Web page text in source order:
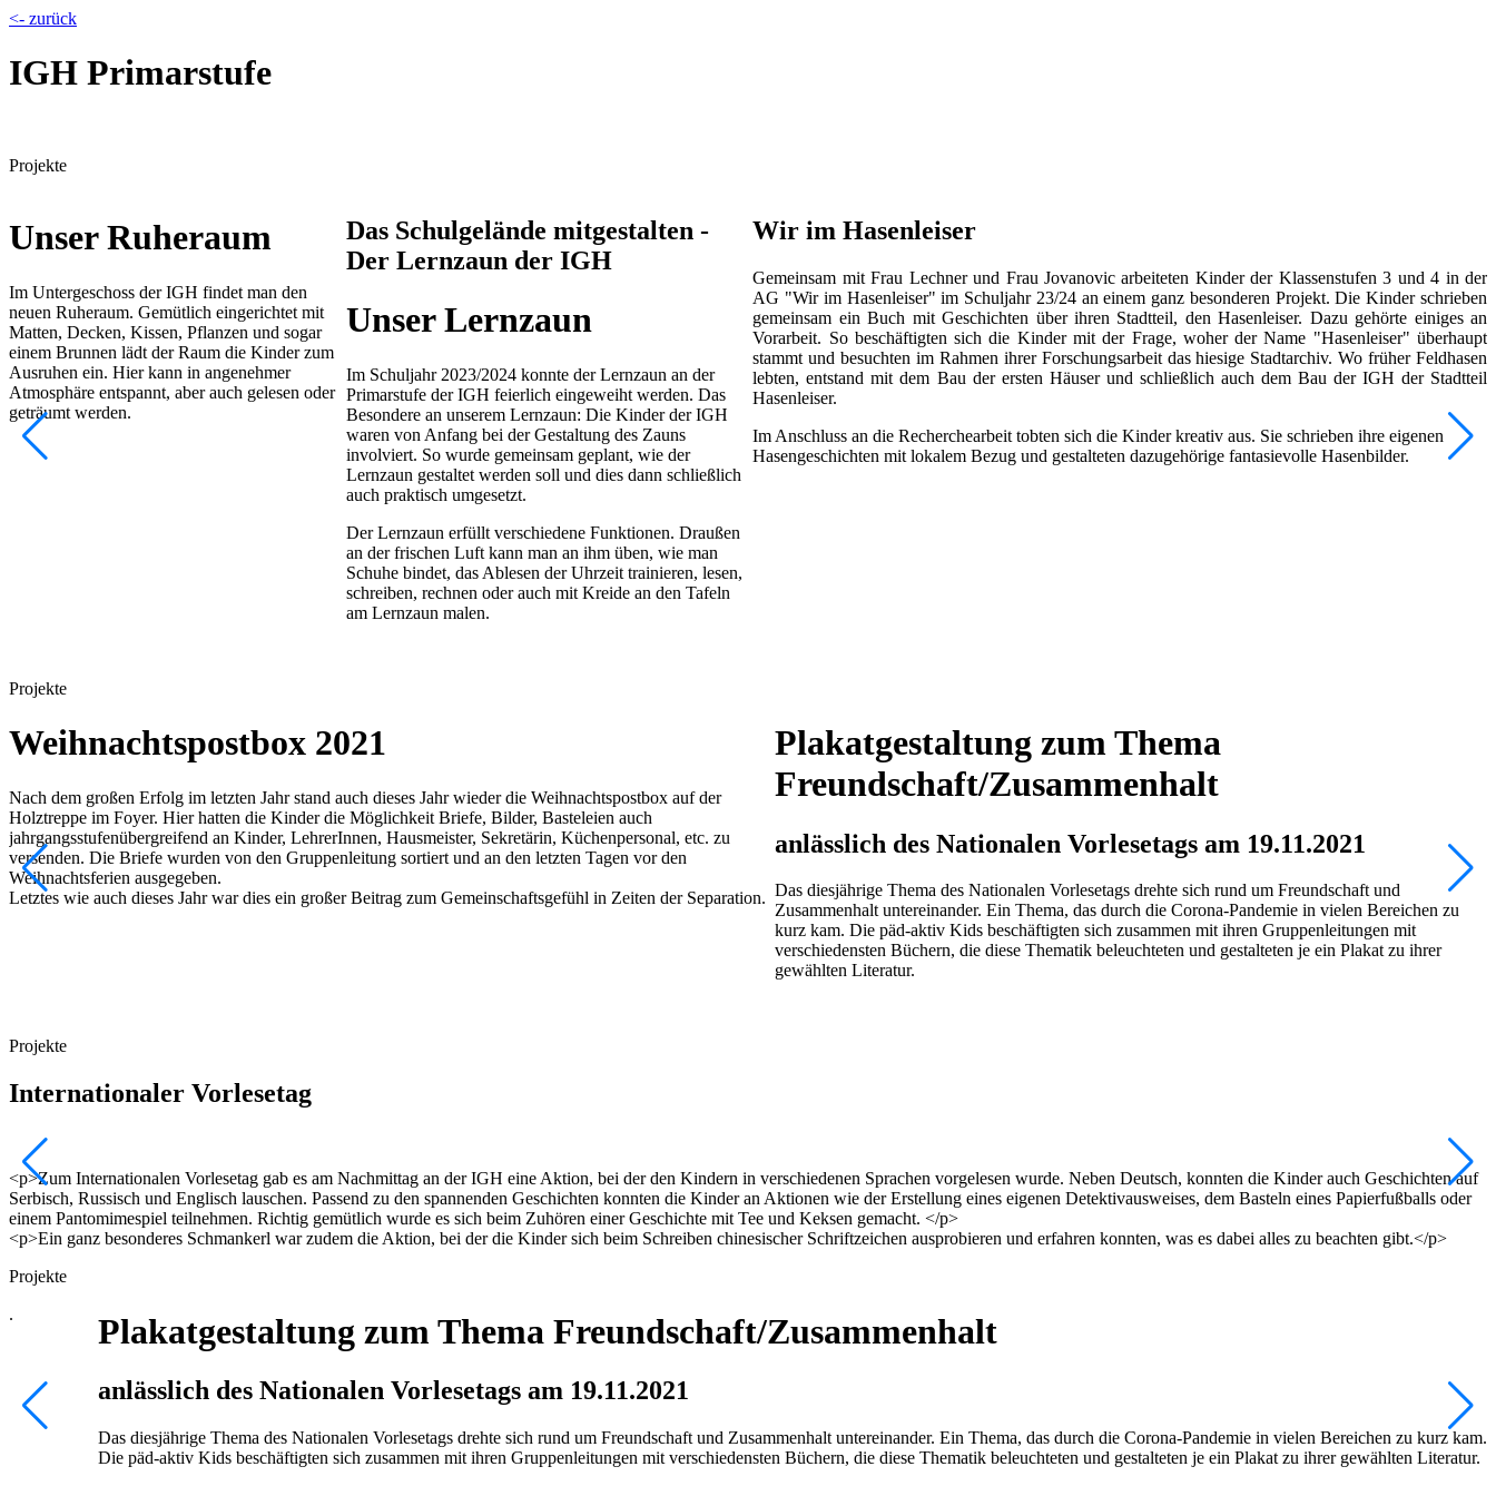
<- zurück
IGH Primarstufe
Projekte
Unser Ruheraum
Im Untergeschoss der IGH findet man den
neuen Ruheraum. Gemütlich eingerichtet mit
Matten, Decken, Kissen, Pflanzen und sogar
einem Brunnen lädt der Raum die Kinder zum
Ausruhen ein. Hier kann in angenehmer
Atmosphäre entspannt, aber auch gelesen oder
geträumt werden.
Das Schulgelände mitgestalten -
Der Lernzaun der IGH
Unser Lernzaun
Im Schuljahr 2023/2024 konnte der Lernzaun an der
Primarstufe der IGH feierlich eingeweiht werden. Das
Besondere an unserem Lernzaun: Die Kinder der IGH
waren von Anfang bei der Gestaltung des Zauns
involviert. So wurde gemeinsam geplant, wie der
Lernzaun gestaltet werden soll und dies dann schließlich
auch praktisch umgesetzt.
Der Lernzaun erfüllt verschiedene Funktionen. Draußen
an der frischen Luft kann man an ihm üben, wie man
Schuhe bindet, das Ablesen der Uhrzeit trainieren, lesen,
schreiben, rechnen oder auch mit Kreide an den Tafeln
am Lernzaun malen.
Wir im Hasenleiser
Gemeinsam mit Frau Lechner und Frau Jovanovic arbeiteten Kinder der Klassenstufen 3 und 4 in der
AG "Wir im Hasenleiser" im Schuljahr 23/24 an einem ganz besonderen Projekt. Die Kinder schrieben
gemeinsam ein Buch mit Geschichten über ihren Stadtteil, den Hasenleiser. Dazu gehörte einiges an
Vorarbeit. So beschäftigten sich die Kinder mit der Frage, woher der Name "Hasenleiser" überhaupt
stammt und besuchten im Rahmen ihrer Forschungsarbeit das hiesige Stadtarchiv. Wo früher Feldhasen
lebten, entstand mit dem Bau der ersten Häuser und schließlich auch dem Bau der IGH der Stadtteil
Hasenleiser.
Im Anschluss an die Recherchearbeit tobten sich die Kinder kreativ aus. Sie schrieben ihre eigenen
Hasengeschichten mit lokalem Bezug und gestalteten dazugehörige fantasievolle Hasenbilder.
Projekte
Weihnachtspostbox 2021
Nach dem großen Erfolg im letzten Jahr stand auch dieses Jahr wieder die Weihnachtspostbox auf der
Holztreppe im Foyer. Hier hatten die Kinder die Möglichkeit Briefe, Bilder, Basteleien auch
jahrgangsstufenübergreifend an Kinder, LehrerInnen, Hausmeister, Sekretärin, Küchenpersonal, etc. zu
versenden. Die Briefe wurden von den Gruppenleitung sortiert und an den letzten Tagen vor den
Weihnachtsferien ausgegeben.
Letztes wie auch dieses Jahr war dies ein großer Beitrag zum Gemeinschaftsgefühl in Zeiten der Separation.
Plakatgestaltung zum Thema
Freundschaft/Zusammenhalt
anlässlich des Nationalen Vorlesetags am 19.11.2021
Das diesjährige Thema des Nationalen Vorlesetags drehte sich rund um Freundschaft und
Zusammenhalt untereinander. Ein Thema, das durch die Corona-Pandemie in vielen Bereichen zu
kurz kam. Die päd-aktiv Kids beschäftigten sich zusammen mit ihren Gruppenleitungen mit
verschiedensten Büchern, die diese Thematik beleuchteten und gestalteten je ein Plakat zu ihrer
gewählten Literatur.
Projekte
Internationaler Vorlesetag
<p>Zum Internationalen Vorlesetag gab es am Nachmittag an der IGH eine Aktion, bei der den Kindern in verschiedenen Sprachen vorgelesen wurde. Neben Deutsch, konnten die Kinder auch Geschichten auf
Serbisch, Russisch und Englisch lauschen. Passend zu den spannenden Geschichten konnten die Kinder an Aktionen wie der Erstellung eines eigenen Detektivausweises, dem Basteln eines Papierfußballs oder
einem Pantomimespiel teilnehmen. Richtig gemütlich wurde es sich beim Zuhören einer Geschichte mit Tee und Keksen gemacht. </p>
<p>Ein ganz besonderes Schmankerl war zudem die Aktion, bei der die Kinder sich beim Schreiben chinesischer Schriftzeichen ausprobieren und erfahren konnten, was es dabei alles zu beachten gibt.</p>
Projekte
.
Plakatgestaltung zum Thema Freundschaft/Zusammenhalt
anlässlich des Nationalen Vorlesetags am 19.11.2021
Das diesjährige Thema des Nationalen Vorlesetags drehte sich rund um Freundschaft und Zusammenhalt untereinander. Ein Thema, das durch die Corona-Pandemie in vielen Bereichen zu kurz kam.
Die päd-aktiv Kids beschäftigten sich zusammen mit ihren Gruppenleitungen mit verschiedensten Büchern, die diese Thematik beleuchteten und gestalteten je ein Plakat zu ihrer gewählten Literatur.